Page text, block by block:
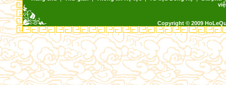
Copyright © 2009